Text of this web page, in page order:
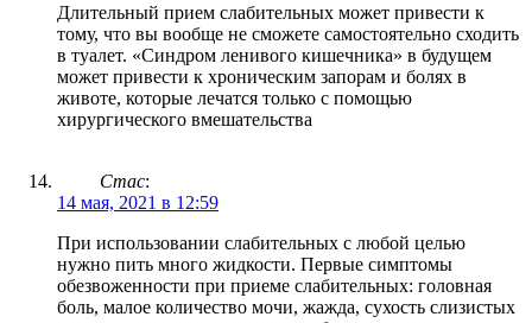
Длительный прием слабительных может привести к
тому, что вы вообще не сможете самостоятельно сходить
в туалет. «Синдром ленивого кишечника» в будущем
может привести к хроническим запорам и болях в
животе, которые лечатся только с помощью
хирургического вмешательства
Стас:
14 мая, 2021 в 12:59
При использовании слабительных с любой целью
нужно пить много жидкости. Первые симптомы
обезвоженности при приеме слабительных: головная
боль, малое количество мочи, жажда, сухость слизистых